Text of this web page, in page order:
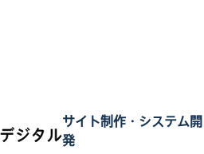
サイト制作・システム開
発